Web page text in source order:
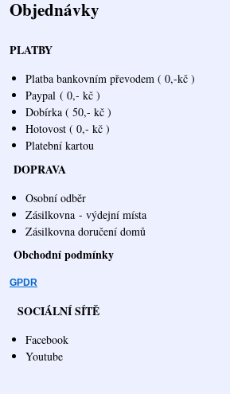
Objednávky
PLATBY
Platba bankovním převodem ( 0,-kč )
Paypal ( 0,- kč )
Dobírka ( 50,- kč )
Hotovost ( 0,- kč )
Platební kartou
DOPRAVA
Osobní odběr
Zásilkovna - výdejní místa
Zásilkovna doručení domů
Obchodní podmínky
GPDR
SOCIÁLNÍ SÍTĚ
Facebook
Youtube